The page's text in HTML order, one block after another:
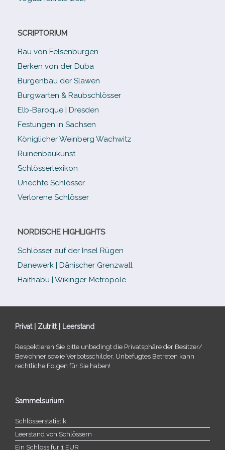
SCRIPTORIUM
Bau von Felsenburgen
Berken von der Duba
Burgenbau der Slawen
Burgwarten & Raubschlösser
Elb-​Baroque | Dresden
Festungen in Sachsen
Königlicher Weinberg Wachwitz
Ruinenbaukunst
Schlösserlexikon
Unechte Schlösser
Verlorene Schlösser
NORDISCHE HIGHLIGHTS
Schlösser auf der Insel Rügen
Danewerk | Dänischer Grenzwall
Haithabu | Wikinger-Metropole
Privat | Zutritt | Leerstand
Respektieren Sie bitte unbe­dingt die Privatsphäre der Besitzer/​
Bewohner sowie Verbotsschilder. Unbefugtes Betreten kann
recht­li­che Folgen für Sie haben!
Sammelsurium
Schlösserstatistik
Leerstand von Schlössern
Ein Schloss für 1 EUR